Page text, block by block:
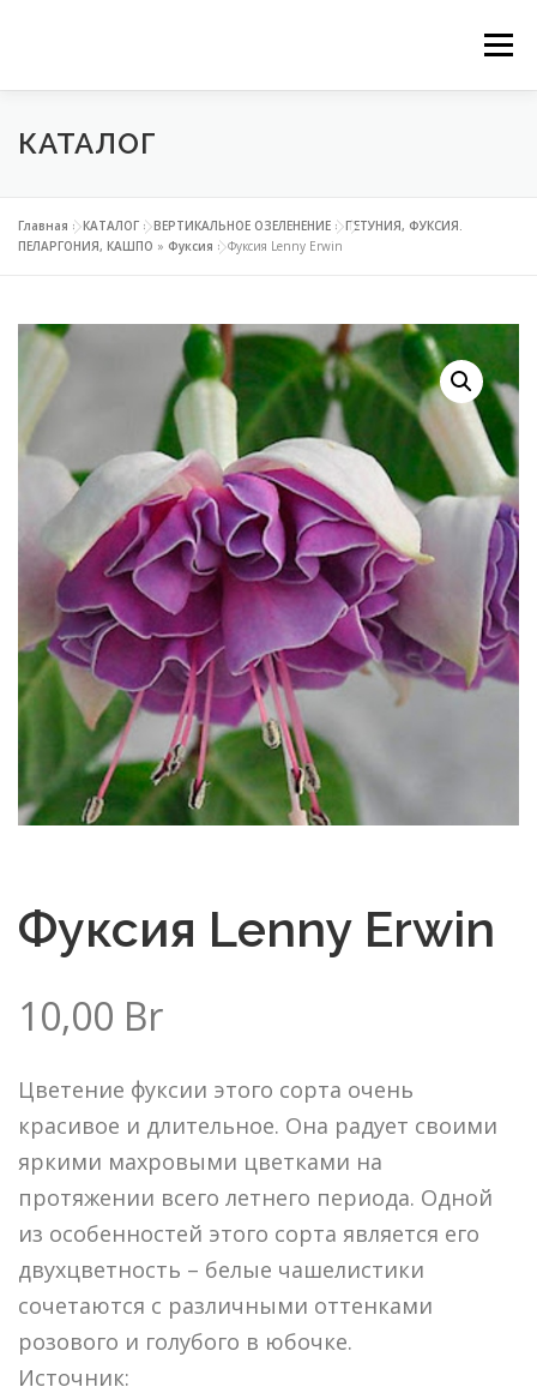
к
содержимому
ГЛАВНАЯ
ВЕРТИКАЛЬНОЕ ОЗЕЛЕНЕНИЕ
ФИТОДИЗАЙН ОФИСОВ КОНТАКТЫ
КАТАЛОГ
Главная »КАТАЛОГ »ВЕРТИКАЛЬНОЕ ОЗЕЛЕНЕНИЕ »ПЕТУНИЯ, ФУКСИЯ.
ПЕЛАРГОНИЯ, КАШПО » Фуксия »Фуксия Lenny Erwin
Фуксия Lenny Erwin
10,00 Br
Цветение фуксии этого сорта очень
красивое и длительное. Она радует своими
яркими махровыми цветками на
протяжении всего летнего периода. Одной
из особенностей этого сорта является его
двухцветность – белые чашелистики
сочетаются с различными оттенками
розового и голубого в юбочке.
Источник: